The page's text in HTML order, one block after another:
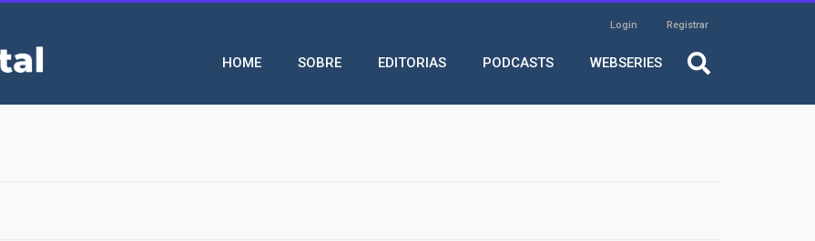
Header
Login
Login Registrar
Navegação
principal
HOME SOBRE EDITORIAS PODCASTS WEBSERIES